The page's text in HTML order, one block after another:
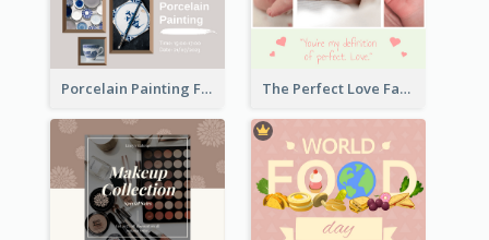
Porcelain Painting Facebook Post The Perfect Love Facebook Post